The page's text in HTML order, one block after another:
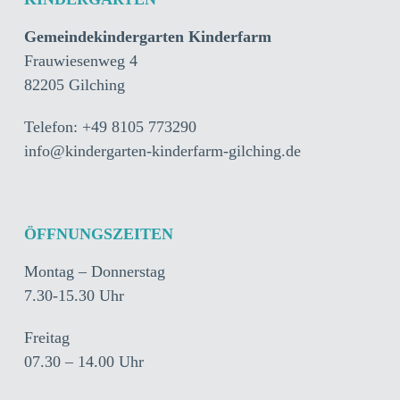
Gemeindekindergarten Kinderfarm
Frauwiesenweg 4
82205 Gilching
Telefon: +49 8105 773290
info@kindergarten-kinderfarm-gilching.de
ÖFFNUNGSZEITEN
Montag – Donnerstag
7.30-15.30 Uhr
Freitag
07.30 – 14.00 Uhr